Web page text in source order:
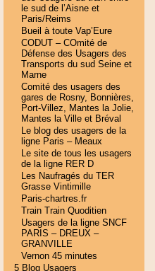
le sud de l’Aisne et
Paris/Reims
Bueil à toute Vap’Eure
CODUT – COmité de
Défense des Usagers des
Transports du sud Seine et
Marne
Comité des usagers des
gares de Rosny, Bonnières,
Port-Villez, Mantes la Jolie,
Mantes la Ville et Bréval
Le blog des usagers de la
ligne Paris – Meaux
Le site de tous les usagers
de la ligne RER D
Les Naufragés du TER
Grasse Vintimille
Paris-chartres.fr
Train Train Quoditien
Usagers de la ligne SNCF
PARIS – DREUX –
GRANVILLE
Vernon 45 minutes
5 Blog Usagers